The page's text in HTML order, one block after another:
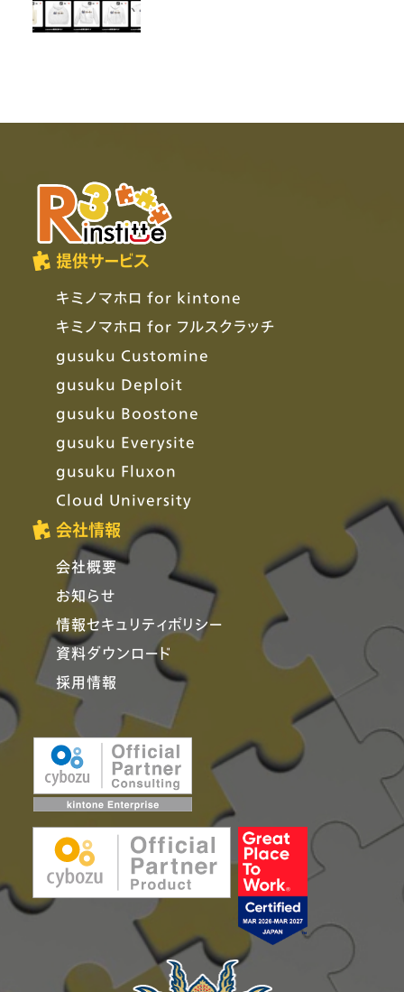
提供サービス
キミノマホロ for kintone
キミノマホロ for フルスクラッチ
gusuku Customine
gusuku Deploit
gusuku Boostone
gusuku Everysite
gusuku Fluxon
Cloud University
会社情報
会社概要
お知らせ
情報セキュリティポリシー
資料ダウンロード
採用情報